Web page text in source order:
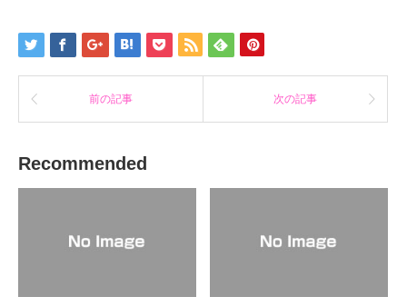
開
ま
前の記事 次の記事
Recommended